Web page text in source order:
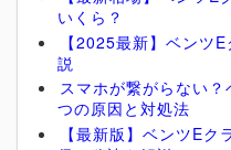
いくら？
【2025最新】ベンツ
説
スマホが繋がらない
つの原因と対処法
【最新版】ベンツEク